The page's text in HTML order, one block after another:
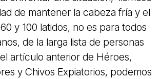
de mantener la cabeza fría y el
y 100 latidos, no es para todos
de la larga lista de personas
artículo anterior de Héroes,
y Chivos Expiatorios, podemos